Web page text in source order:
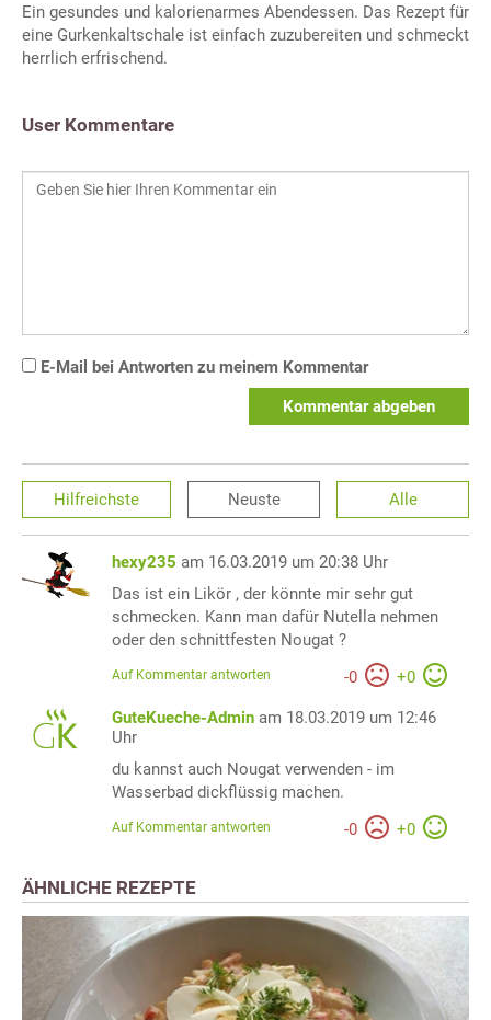
Ein gesundes und kalorienarmes Abendessen. Das Rezept für
eine Gurkenkaltschale ist einfach zuzubereiten und schmeckt
herrlich erfrischend.
User Kommentare
E-Mail bei Antworten zu meinem Kommentar
Kommentar abgeben
Hilfreichste Neuste Alle
hexy235 am 16.03.2019 um 20:38 Uhr
Das ist ein Likör , der könnte mir sehr gut
schmecken. Kann man dafür Nutella nehmen
oder den schnittfesten Nougat ?
-0 +0
Auf Kommentar antworten
GuteKueche-Admin am 18.03.2019 um 12:46
Uhr
du kannst auch Nougat verwenden - im
Wasserbad dickflüssig machen.
-0 +0
Auf Kommentar antworten
ÄHNLICHE REZEPTE